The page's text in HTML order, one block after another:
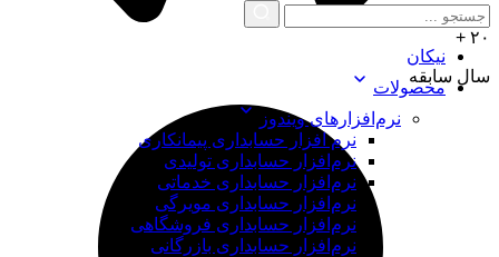
نیکان
محصولات
نرم‌افزارهای ویندوز
نرم افزار حسابداری پیمانکاری
نرم‌افزار حسابداری تولیدی
نرم‌افزار حسابداری خدماتی
نرم‌افزار حسابداری مویرگی
نرم‌افزار حسابداری فروشگاهی
نرم‌افزار حسابداری بازرگانی
۲۰ +
سال سابقه